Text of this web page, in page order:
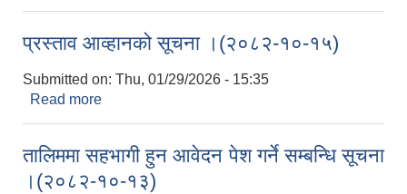
प्रस्ताव आव्हानको सूचना ।(२०८२-१०-१५)
Submitted on: Thu, 01/29/2026 - 15:35
Read more
तालिममा सहभागी हुन आवेदन पेश गर्ने सम्बन्धि सूचना
।(२०८२-१०-१३)